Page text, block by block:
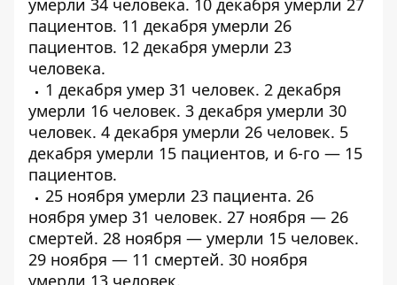
умерли 34 человека. 10 декабря умерли 27
пациентов. 11 декабря умерли 26
пациентов. 12 декабря умерли 23
человека.
1 декабря умер 31 человек. 2 декабря
умерли 16 человек. 3 декабря умерли 30
человек. 4 декабря умерли 26 человек. 5
декабря умерли 15 пациентов, и 6-го — 15
пациентов.
25 ноября умерли 23 пациента. 26
ноября умер 31 человек. 27 ноября — 26
смертей. 28 ноября — умерли 15 человек.
29 ноября — 11 смертей. 30 ноября